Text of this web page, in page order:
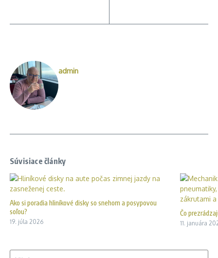
admin
Súvisiace články
Ako si poradia hliníkové disky so snehom a posypovou
soľou?
19. júla 2026
Čo
11. januára